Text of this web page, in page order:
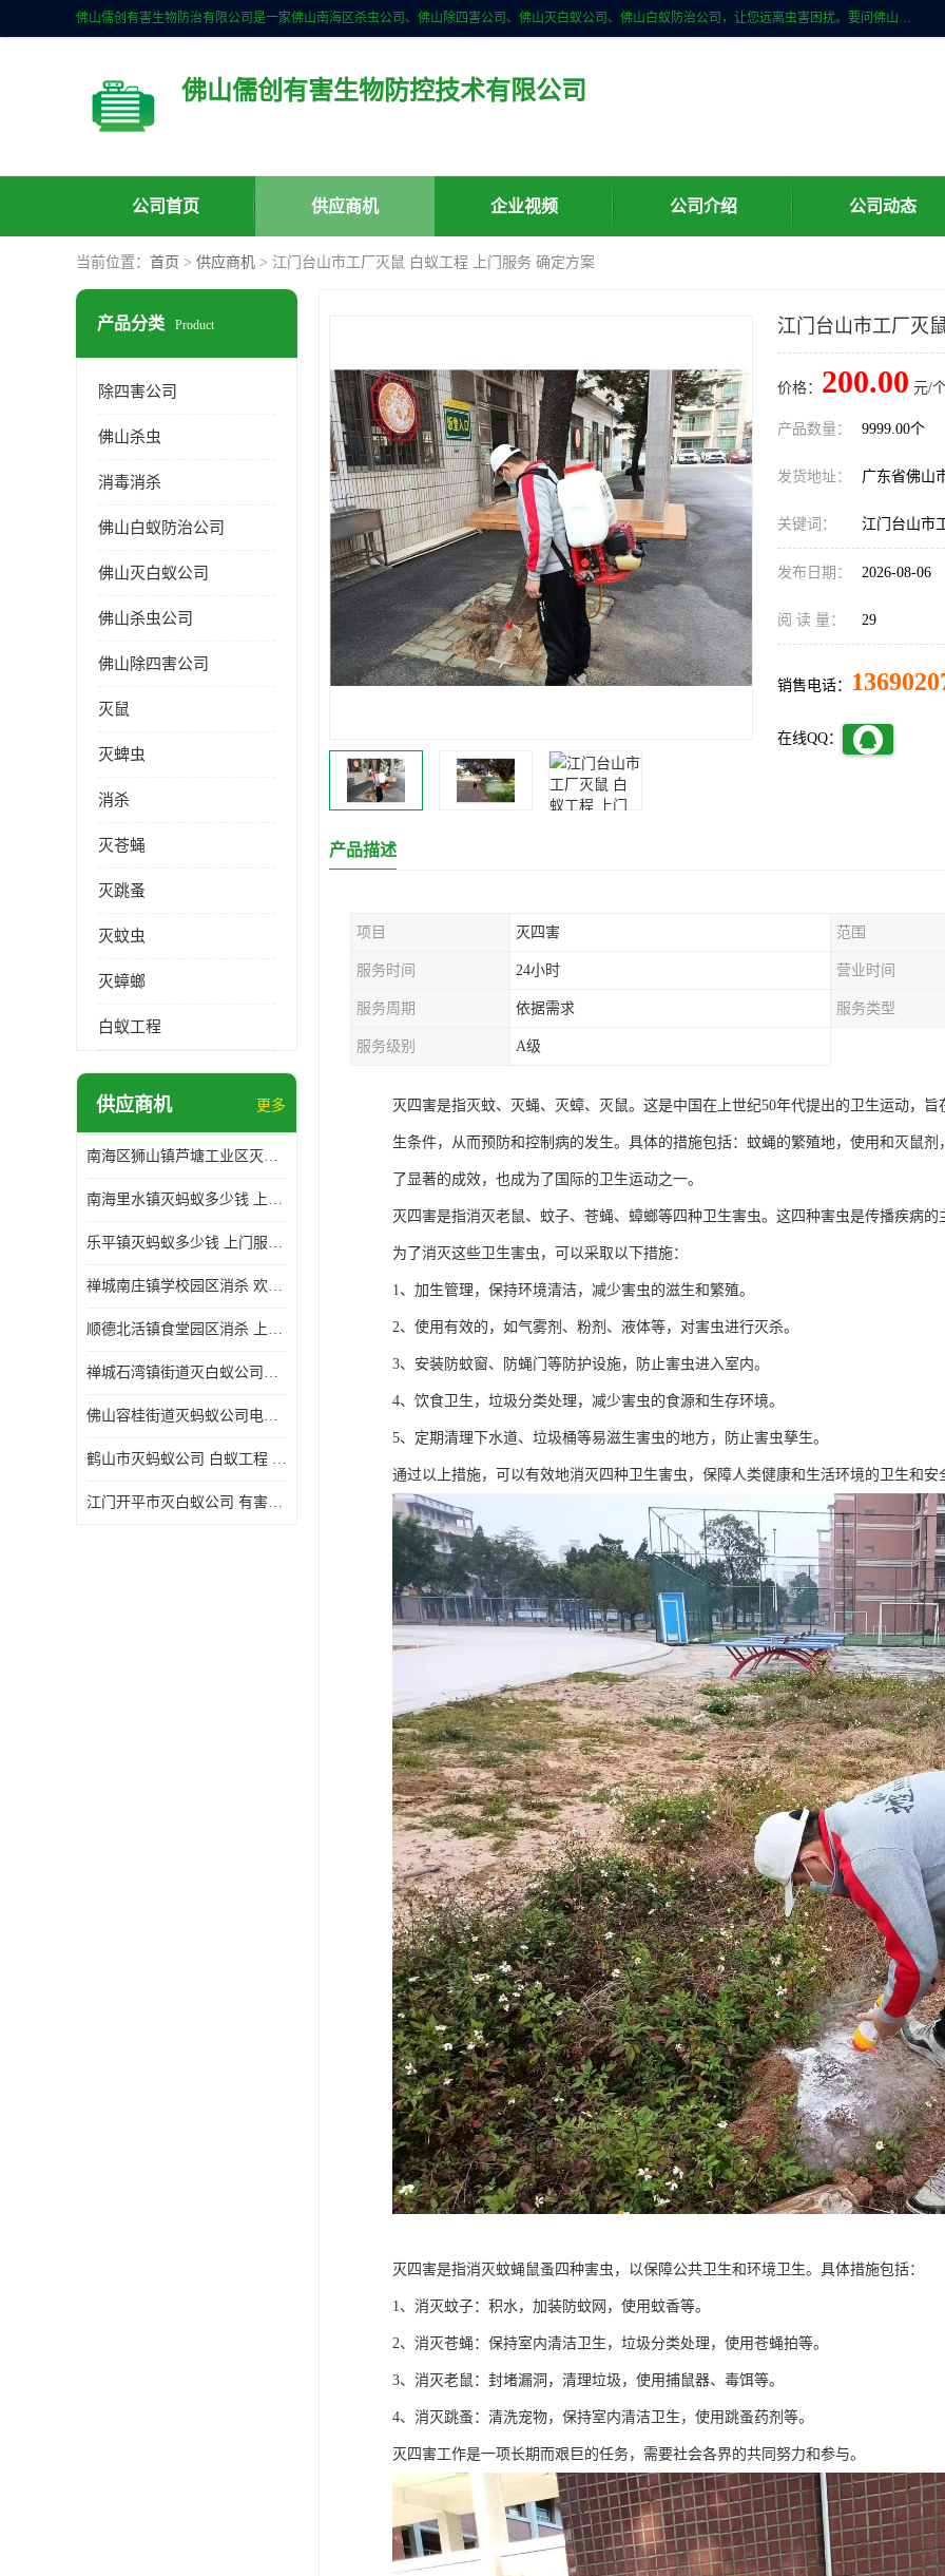
佛山儒创有害生物防治有限公司是一家佛山南海区杀虫公司、佛山除四害公司、佛山灭白蚁公司、佛山白蚁防治公司，让您远离虫害困扰。要问佛山白蚁防治哪家好？佛山儒创有害生物防治有限公司全佛山、广州，正规公司，上门勘查，可靠，售后有保障。
佛山儒创有害生物防控技术有限公司
公司首页 供应商机 企业视频 公司介绍 公司动态
当前位置： 首页 > 供应商机 > 江门台山市工厂灭鼠 白蚁工程 上门服务 确定方案
产品分类 Product
除四害公司
佛山杀虫
消毒消杀
佛山白蚁防治公司
佛山灭白蚁公司
佛山杀虫公司
佛山除四害公司
灭鼠
灭蜱虫
消杀
灭苍蝇
灭跳蚤
灭蚊虫
灭蟑螂
白蚁工程
供应商机 更多
南海区狮山镇芦塘工业区灭白蚁多少钱 上门服务 确定方案
南海里水镇灭蚂蚁多少钱 上门服务 确定方案
乐平镇灭蚂蚁多少钱 上门服务 确定方案
禅城南庄镇学校园区消杀 欢迎电话咨询 价格优惠
顺德北活镇食堂园区消杀 上门服务 确定方案
禅城石湾镇街道灭白蚁公司电话 病媒生物防治 上门服务 确定方案
佛山容桂街道灭蚂蚁公司电话 白蚁防治 上门服务 确定方案
鹤山市灭蚂蚁公司 白蚁工程 欢迎电话咨询 价格优惠
江门开平市灭白蚁公司 有害生物防治 上门服务 确定方案
江门台山市工厂灭
价格： 200.00 元/
产品数量： 9999.00个
发货地址： 广东省佛山
关键词： 江门台山市
发布日期： 2026-08-06
阅 读 量： 29
销售电话：
在线QQ：
产品描述
项目 灭四害 范围
服务时间 24小时 营业时间
服务周期 依据需求 服务类型
服务级别 A级
灭四害是指灭蚊、灭蝇、灭蟑、灭鼠。这是中国在上世纪50年代提出的卫生运动，
生条件，从而预防和控制病的发生。具体的措施包括：蚊蝇的繁殖地，使用和灭鼠
了显著的成效，也成为了国际的卫生运动之一。
灭四害是指消灭老鼠、蚊子、苍蝇、蟑螂等四种卫生害虫。这四种害虫是传播疾病
为了消灭这些卫生害虫，可以采取以下措施：
1、加生管理，保持环境清洁，减少害虫的滋生和繁殖。
2、使用有效的，如气雾剂、粉剂、液体等，对害虫进行灭杀。
3、安装防蚊窗、防蝇门等防护设施，防止害虫进入室内。
4、饮食卫生，垃圾分类处理，减少害虫的食源和生存环境。
5、定期清理下水道、垃圾桶等易滋生害虫的地方，防止害虫孳生。
通过以上措施，可以有效地消灭四种卫生害虫，保障人类健康和生活环境的卫生和安
灭四害是指消灭蚊蝇鼠蚤四种害虫，以保障公共卫生和环境卫生。具体措施包括：
1、消灭蚊子：积水，加装防蚊网，使用蚊香等。
2、消灭苍蝇：保持室内清洁卫生，垃圾分类处理，使用苍蝇拍等。
3、消灭老鼠：封堵漏洞，清理垃圾，使用捕鼠器、毒饵等。
4、消灭跳蚤：清洗宠物，保持室内清洁卫生，使用跳蚤药剂等。
灭四害工作是一项长期而艰巨的任务，需要社会各界的共同努力和参与。